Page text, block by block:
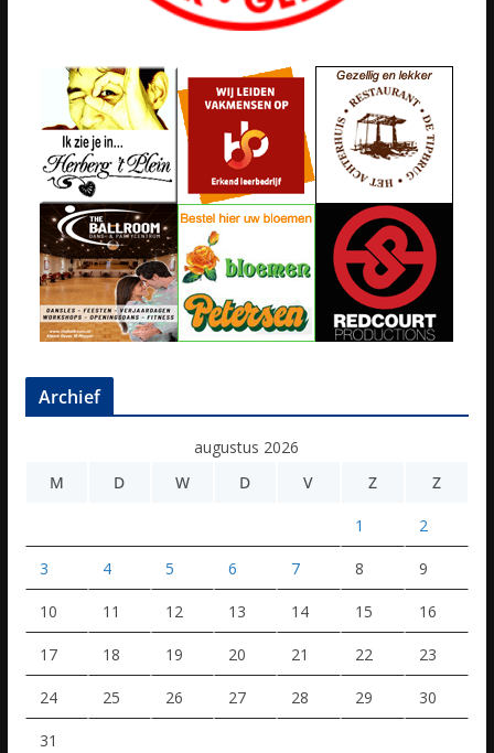
Archief
augustus 2026
M
D W D V Z Z
1 2
3 4 5 6 7 8 9
10 11 12 13 14 15 16
17 18 19 20 21 22 23
24 25 26 27 28 29 30
31